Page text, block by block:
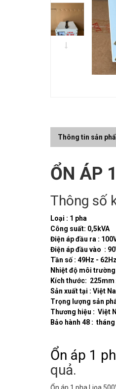
Thông tin sản
ỔN ÁP
Thông số
Loại : 1 pha
Công suất: 0,5kVA
Điện áp đầu ra :
Điện áp đầu vào :
Tần số : 49Hz - 62Hz
Nhiệt độ môi trường
Kích thước: 225mm
Sản xuất tại : Việt
Trọng lượng sản
Thương hiệu : Việt
Bảo hành 48 : tháng
Ổn áp 1
quả.